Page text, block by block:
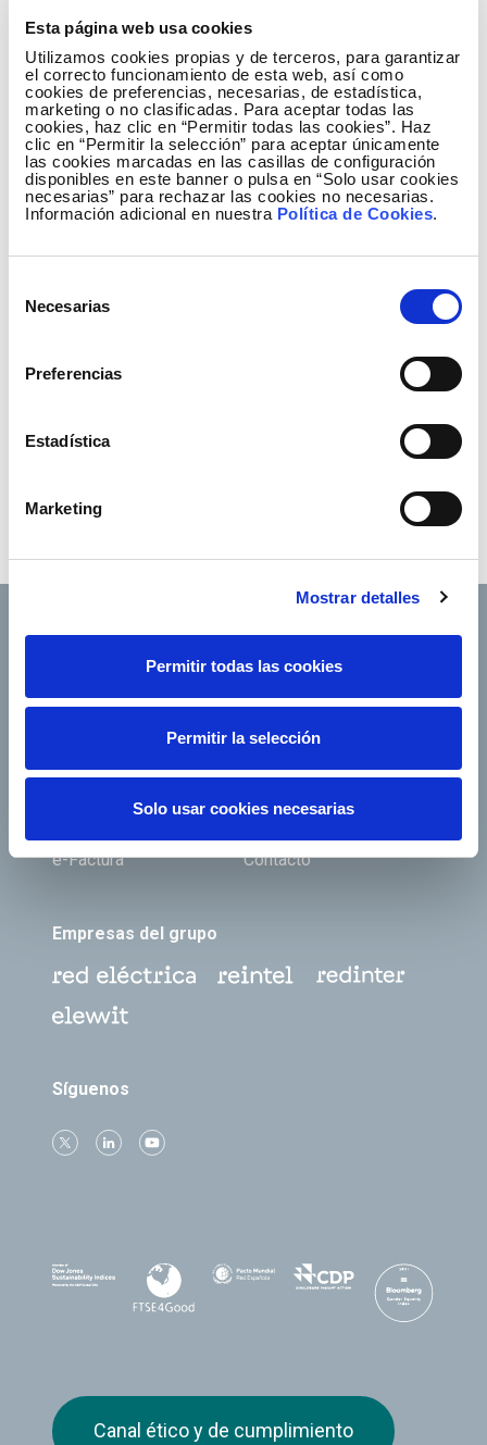
Esta página web usa cookies
Utilizamos cookies propias y de terceros, para garantizar
el correcto funcionamiento de esta web, así como
cookies de preferencias, necesarias, de estadística,
marketing o no clasificadas. Para aceptar todas las
cookies, haz clic en “Permitir todas las cookies”. Haz
clic en “Permitir la selección” para aceptar únicamente
las cookies marcadas en las casillas de configuración
disponibles en este banner o pulsa en “Solo usar cookies
necesarias” para rechazar las cookies no necesarias.
Información adicional en nuestra Política de Cookies.
Necesarias
Preferencias
Estadística
Marketing
Mostrar detalles
Permitir todas las cookies
Permitir la selección
Solo usar cookies necesarias
Descargar: Informe de Transparencia
tributaria - Ejercicio 2018
(PDF - 4.7 MB)
Descargar
Footer TOP
Conócenos
Nuestros servicios
Sala de prensa
Accionistas e inversoresGobierno corporativo
Junta de Accionistas
Proveedores
e-Factura
Contacto
Empresas del grupo
Síguenos
Canal ético y de cumplimiento